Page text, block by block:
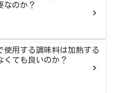
なのか？
使用する調味料は加熱する
くても良いのか？